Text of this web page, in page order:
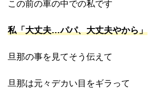
この前の車の中での私です
私「大丈夫…パパ、大丈夫やから」
旦那の事を見てそう伝えて
旦那は元々デカい目をギラって